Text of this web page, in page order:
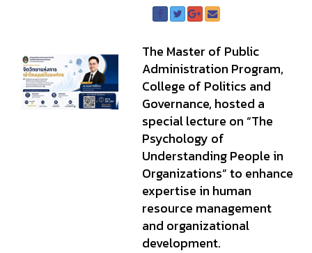
The Master of Public
Administration Program,
College of Politics and
Governance, hosted a
special lecture on “The
Psychology of
Understanding People in
Organizations” to enhance
expertise in human
resource management
and organizational
development.